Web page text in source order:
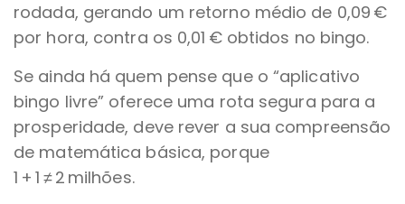
rodada, gerando um retorno médio de 0,09 €
por hora, contra os 0,01 € obtidos no bingo.
Se ainda há quem pense que o “aplicativo
bingo livre” oferece uma rota segura para a
prosperidade, deve rever a sua compreensão
de matemática básica, porque
1 + 1 ≠ 2 milhões.